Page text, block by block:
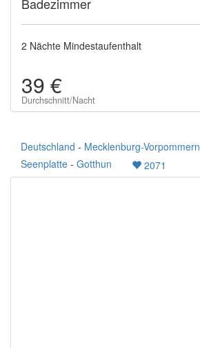
2 Nächte Mindestaufenthalt
39 €
Durchschnitt/Nacht
Deutschland - Mecklenburg-Vorpommern
Seenplatte - Gotthun 2071